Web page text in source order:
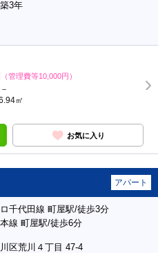
3年
（管理費等10,000円）
㎡
お気に入り
アパート
千代田線 町屋駅/徒歩3分
線 町屋駅/徒歩6分
区荒川４丁目 47-4